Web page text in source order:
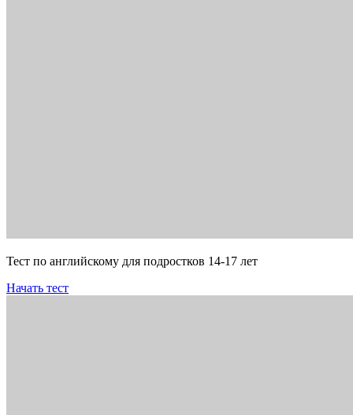
Тест по английскому для подростков 14-17 лет
Начать тест